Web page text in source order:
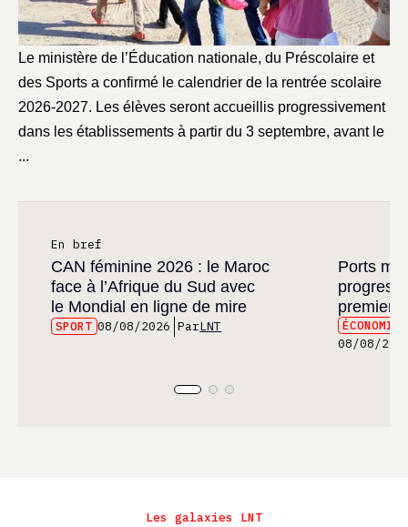
Le ministère de l’Éducation nationale, du Préscolaire et
des Sports a confirmé le calendrier de la rentrée scolaire
2026-2027. Les élèves seront accueillis progressivement
dans les établissements à partir du 3 septembre, avant le
...
En bref
CAN féminine 2026 : le Maroc
face à l’Afrique du Sud avec
le Mondial en ligne de mire
SPORT 08/08/2026 ParLNT
Ports
premier
08/08/
Les galaxies LNT